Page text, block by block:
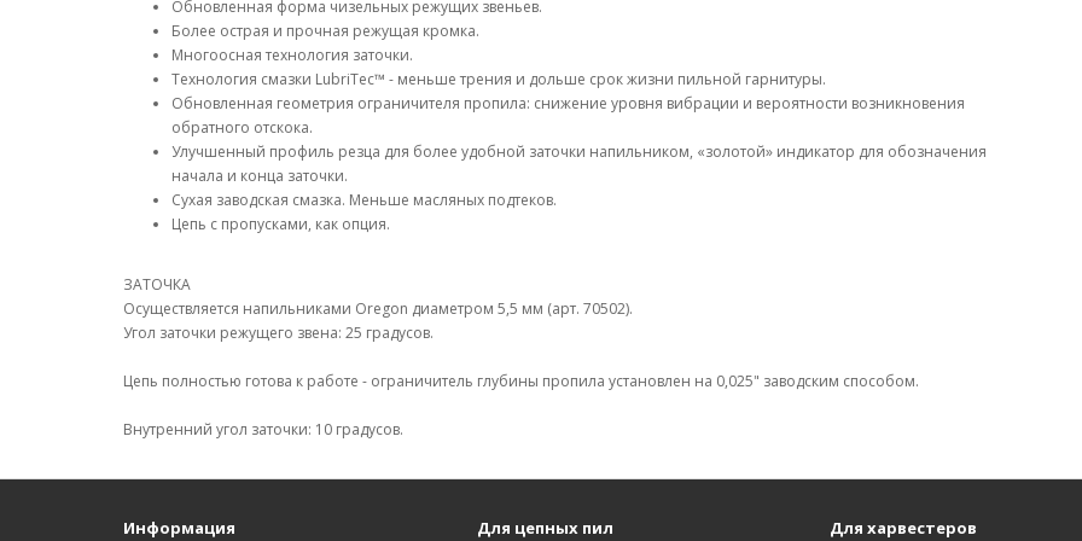
Обновленная форма чизельных режущих звеньев.
Более острая и прочная режущая кромка.
Многоосная технология заточки.
Технология смазки LubriTec™ - меньше трения и дольше срок жизни пильной гарнитуры.
Обновленная геометрия ограничителя пропила: снижение уровня вибрации и вероятности возникновения
обратного отскока.
Улучшенный профиль резца для более удобной заточки напильником, «золотой» индикатор для обозначения
начала и конца заточки.
Сухая заводская смазка. Меньше масляных подтеков.
Цепь с пропусками, как опция.
ЗАТОЧКА
Осуществляется напильниками Oregon диаметром 5,5 мм (арт. 70502).
Угол заточки режущего звена: 25 градусов.
Цепь полностью готова к работе - ограничитель глубины пропила установлен на 0,025" заводским способом.
Внутренний угол заточки: 10 градусов.
Информация Для цепных пил Для харвестеров